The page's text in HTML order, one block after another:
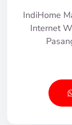
IndiHome
Internet